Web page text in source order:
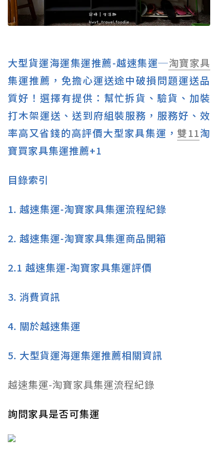
大型貨運海運集運推薦-越速集運─淘寶家具
集運推薦，免擔心運送途中破損問題運送品
質好！選擇有提供：幫忙拆貨、驗貨、加裝
打木架運送、送到府組裝服務，服務好、效
率高又省錢的高評價大型家具集運，雙11淘
寶買家具集運推薦+1
目錄索引
1. 越速集運-淘寶家具集運流程紀錄
2. 越速集運-淘寶家具集運商品開箱
2.1 越速集運-淘寶家具集運評價
3. 消費資訊
4. 關於越速集運
5. 大型貨運海運集運推薦相關資訊
越速集運-淘寶家具集運流程紀錄
詢問家具是否可集運